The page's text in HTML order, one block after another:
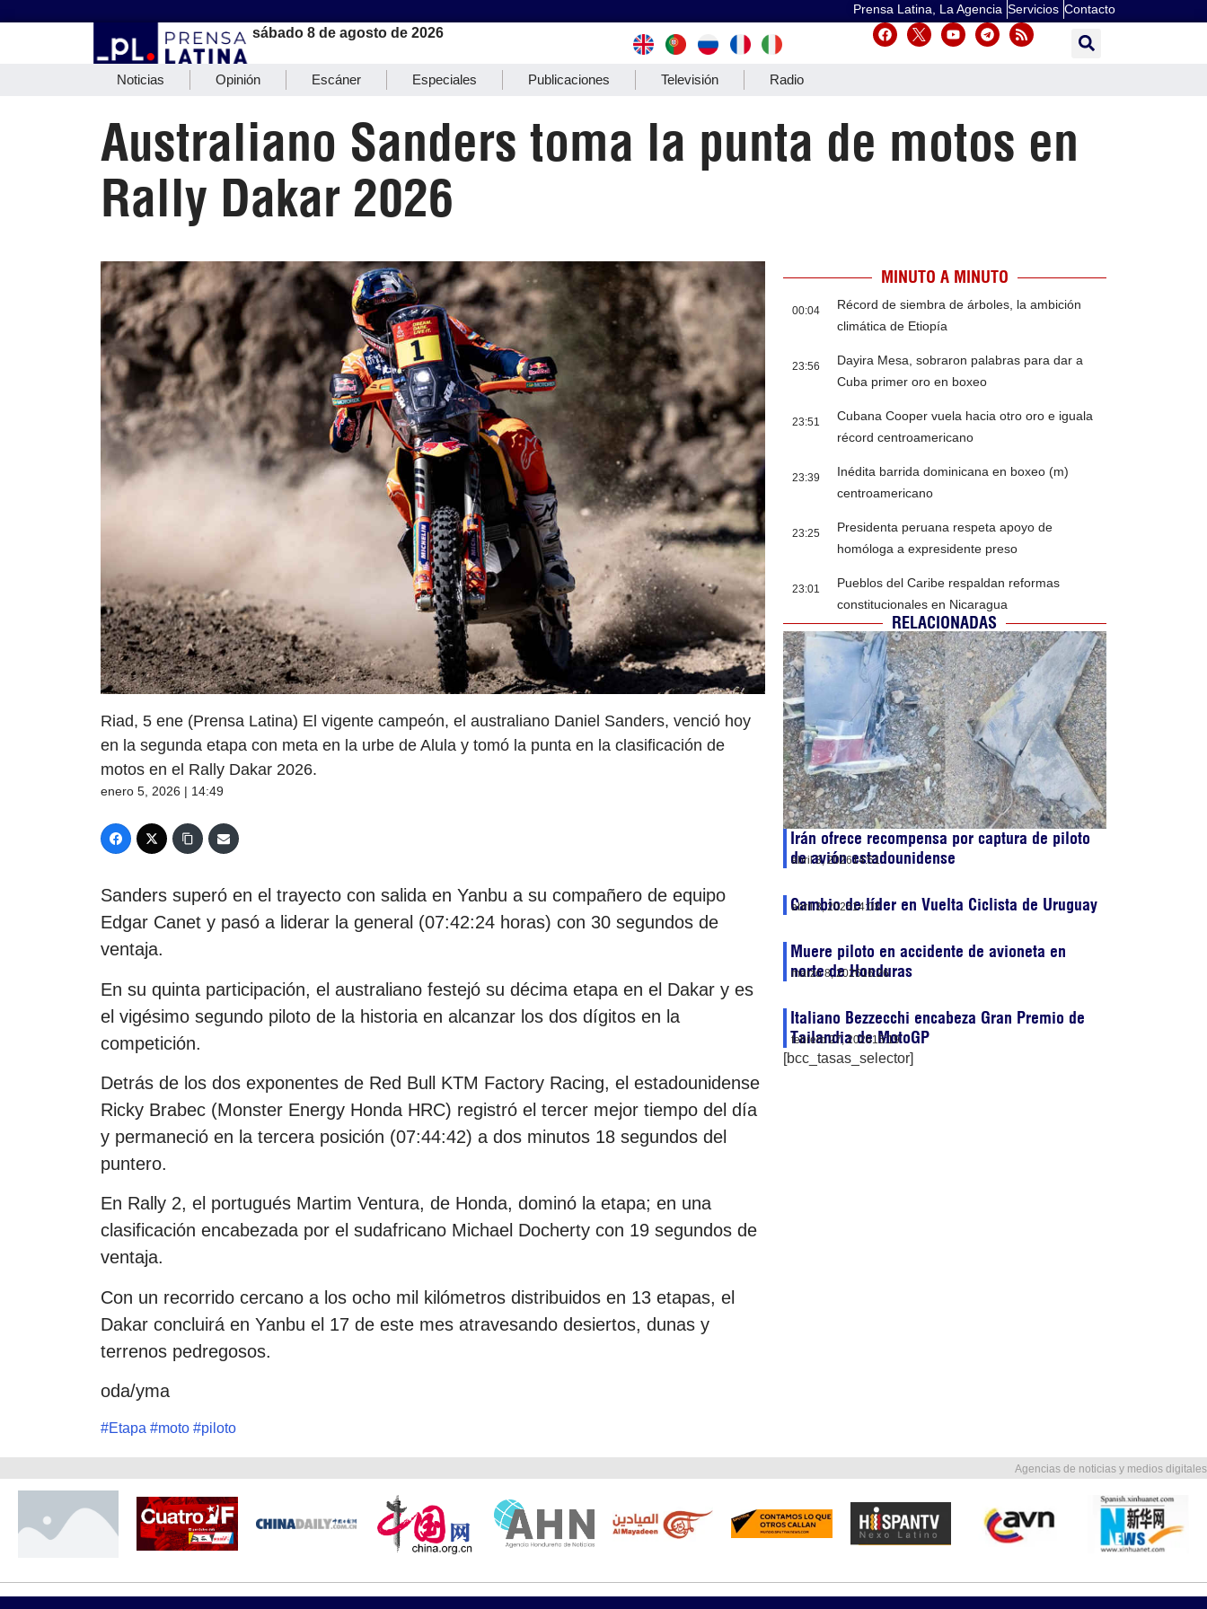
Prensa Latina, La Agencia Servicios Contacto
sábado 8 de agosto de 2026
Noticias Opinión Escáner Especiales Publicaciones Televisión Radio
Australiano Sanders toma la punta de motos en
Rally Dakar 2026
Riad, 5 ene (Prensa Latina) El vigente campeón, el australiano Daniel Sanders, venció hoy
en la segunda etapa con meta en la urbe de Alula y tomó la punta en la clasificación de
motos en el Rally Dakar 2026.
enero 5, 2026 | 14:49
Sanders superó en el trayecto con salida en Yanbu a su compañero de equipo
Edgar Canet y pasó a liderar la general (07:42:24 horas) con 30 segundos de
ventaja.
En su quinta participación, el australiano festejó su décima etapa en el Dakar y es
el vigésimo segundo piloto de la historia en alcanzar los dos dígitos en la
competición.
Detrás de los dos exponentes de Red Bull KTM Factory Racing, el estadounidense
Ricky Brabec (Monster Energy Honda HRC) registró el tercer mejor tiempo del día
y permaneció en la tercera posición (07:44:42) a dos minutos 18 segundos del
puntero.
En Rally 2, el portugués Martim Ventura, de Honda, dominó la etapa; en una
clasificación encabezada por el sudafricano Michael Docherty con 19 segundos de
ventaja.
Con un recorrido cercano a los ocho mil kilómetros distribuidos en 13 etapas, el
Dakar concluirá en Yanbu el 17 de este mes atravesando desiertos, dunas y
terrenos pedregosos.
oda/yma
#Etapa #moto #piloto
MINUTO A MINUTO
00:04
Récord de siembra de árboles, la ambición
climática de Etiopía
23:56
Dayira Mesa, sobraron palabras para dar a
Cuba primer oro en boxeo
23:51
Cubana Cooper vuela hacia otro oro e iguala
récord centroamericano
23:39
Inédita barrida dominicana en boxeo (m)
centroamericano
23:25
Presidenta peruana respeta apoyo de
homóloga a expresidente preso
23:01
Pueblos del Caribe respaldan reformas
constitucionales en Nicaragua
RELACIONADAS
Irán ofrece recompensa por captura de piloto
de avión estadounidense
abril 3, 202614:51
Cambio de líder en Vuelta Ciclista de Uruguay
abril 3, 202614:03
Muere piloto en accidente de avioneta en
norte de Honduras
marzo 8, 202616:26
Italiano Bezzecchi encabeza Gran Premio de
Tailandia de MotoGP
febrero 27, 202615:19
[bcc_tasas_selector]
Agencias de noticias y medios digitales